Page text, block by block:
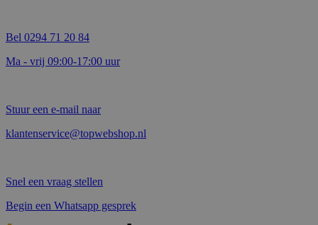
Bel 0294 71 20 84
Ma - vrij 09:00-17:00 uur
Stuur een e-mail naar
klantenservice@topwebshop.nl
Snel een vraag stellen
Begin een Whatsapp gesprek